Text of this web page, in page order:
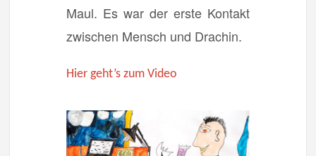
Maul. Es war der erste Kontakt
zwischen Mensch und Drachin.
Hier geht’s zum Video